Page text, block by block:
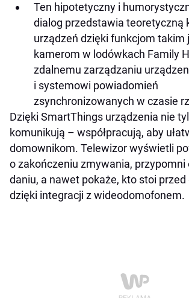
Ten hipotetyczny i
dialog przedstawia teoretyczną
urządzeń dzięki funkcjom takim
kamerom w lodówkach Family
zdalnemu zarządzaniu
i systemowi powiadomień
zsynchronizowanych w czasie
Dzięki SmartThings urządzenia nie
komunikują – współpracują, aby
domownikom. Telewizor wyświetli
o zakończeniu zmywania, przypomni
daniu, a nawet pokaże, kto stoi
dzięki integracji z wideodomofonem.